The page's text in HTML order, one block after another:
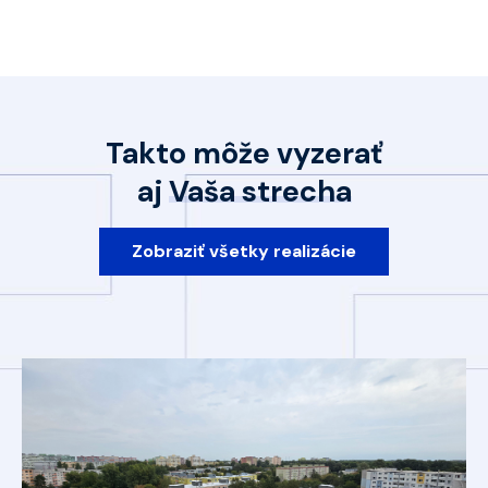
Takto môže vyzerať
aj Vaša strecha
Zobraziť všetky realizácie